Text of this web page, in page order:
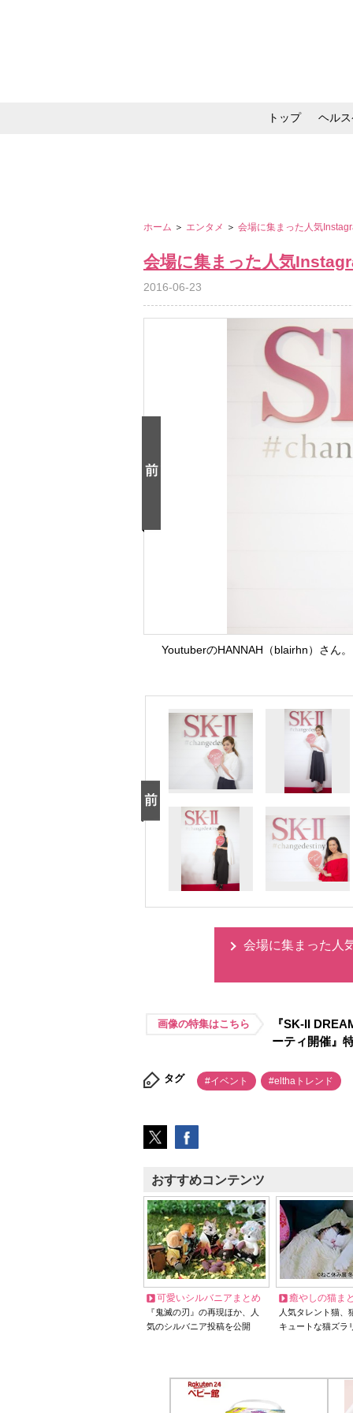
トップ ヘル
ホーム ＞ エンタメ ＞ 会場に集まった人気
会場に集まった人気
2016-06-23
YoutuberのHANNAH（blairhn）さん
会場に集まった人
画像の特集はこちら
『SK-II
ーティ開催』
タグ #イベント #elthaトレンド
おすすめコンテンツ
可愛いシルバニアまとめ
『鬼滅の刃』の再現ほか、人
気のシルバニア投稿を公開
癒やしの猫ま
人気タレント猫
キュートな猫ズラ